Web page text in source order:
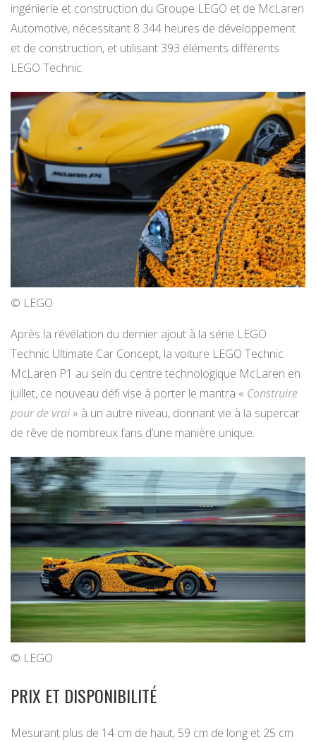
ingénierie et construction du Groupe LEGO et de McLaren
Automotive, nécessitant 8 344 heures de développement
et de construction, et utilisant 393 éléments différents
LEGO Technic.
© LEGO
Après la révélation du dernier ajout à la série LEGO
Technic Ultimate Car Concept, la voiture LEGO Technic
McLaren P1 au sein du centre technologique McLaren en
juillet, ce nouveau défi vise à porter le mantra « Construire
pour de vrai » à un autre niveau, donnant vie à la supercar
de rêve de nombreux fans d’une manière unique.
© LEGO
PRIX ET DISPONIBILITÉ
Mesurant plus de 14 cm de haut, 59 cm de long et 25 cm